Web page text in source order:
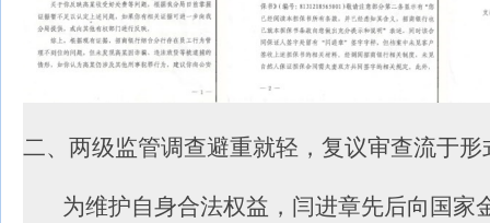
二、两级监管调查避重就轻，复议审查流于形
为维护自身合法权益，闫进章先后向国家